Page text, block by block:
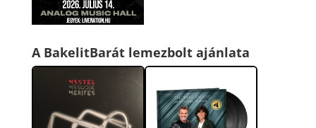
A BakelitBarát lemezbolt ajánlata